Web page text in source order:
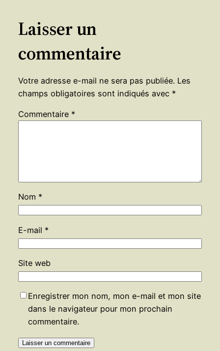
Laisser un
commentaire
Votre adresse e-mail ne sera pas publiée. Les
champs obligatoires sont indiqués avec *
Commentaire *
Nom *
E-mail *
Site web
Enregistrer mon nom, mon e-mail et mon site
dans le navigateur pour mon prochain
commentaire.